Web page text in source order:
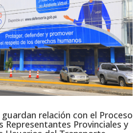
relación con el Proceso
Representantes Provinciales y